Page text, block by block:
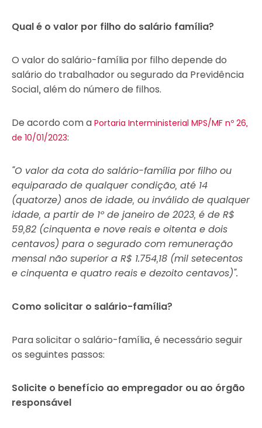
Qual é o valor por filho do salário família?
O valor do salário-família por filho depende do
salário do trabalhador ou segurado da Previdência
Social, além do número de filhos.
De acordo com a Portaria Interministerial MPS/MF nº 26,
de 10/01/2023:
“O valor da cota do salário-família por filho ou
equiparado de qualquer condição, até 14
(quatorze) anos de idade, ou inválido de qualquer
idade, a partir de 1º de janeiro de 2023, é de R$
59,82 (cinquenta e nove reais e oitenta e dois
centavos) para o segurado com remuneração
mensal não superior a R$ 1.754,18 (mil setecentos
e cinquenta e quatro reais e dezoito centavos)”.
Como solicitar o salário-família?
Para solicitar o salário-família, é necessário seguir
os seguintes passos:
Solicite o benefício ao empregador ou ao órgão
responsável